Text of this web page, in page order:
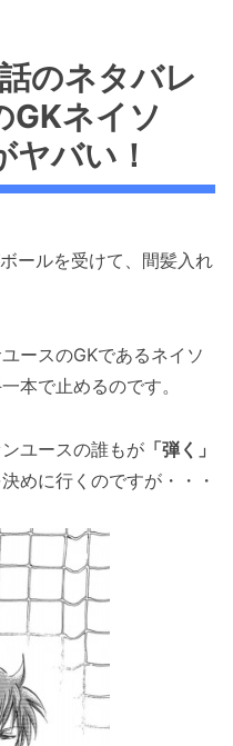
のネタバレ
GKネイソ
ヤバい！
ールを受けて、間髪入れ
ースのGKであるネイソ
本で止めるのです。
ユースの誰もが 「弾く」
めに行くのですが・・・